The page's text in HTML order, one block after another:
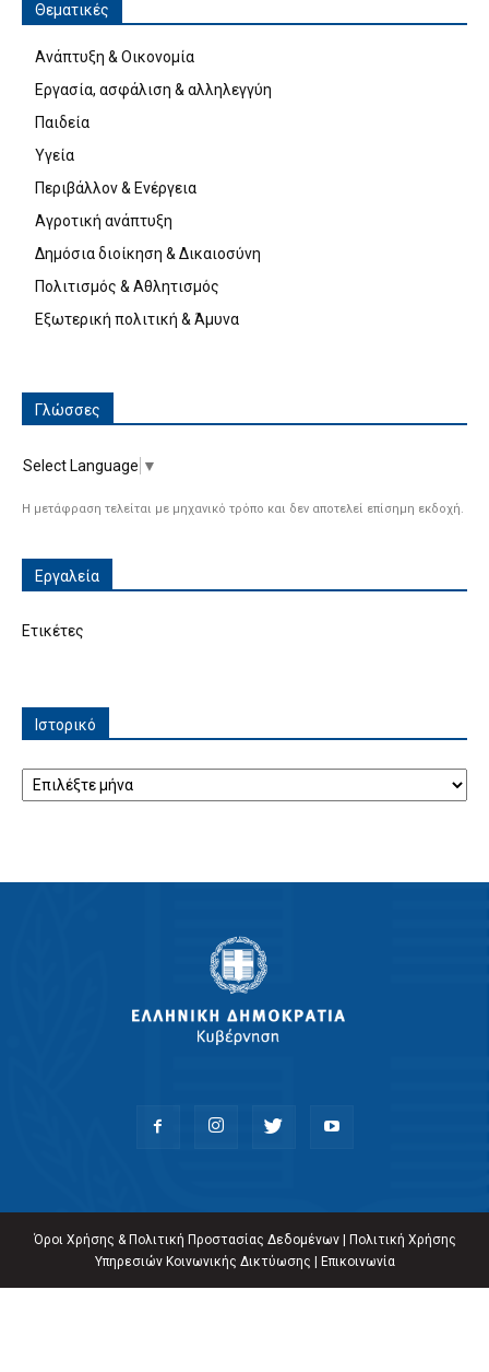
Θεματικές
Ανάπτυξη & Οικονομία
Εργασία, ασφάλιση & αλληλεγγύη
Παιδεία
Υγεία
Περιβάλλον & Ενέργεια
Αγροτική ανάπτυξη
Δημόσια διοίκηση & Δικαιοσύνη
Πολιτισμός & Αθλητισμός
Εξωτερική πολιτική & Άμυνα
Γλώσσες
Select Language ▼
Η μετάφραση τελείται με μηχανικό τρόπο και δεν αποτελεί επίσημη εκδοχή.
Εργαλεία
Ετικέτες
Ιστορικό
Όροι Χρήσης & Πολιτική Προστασίας Δεδομένων|
Πολιτική Χρήσης
Υπηρεσιών Κοινωνικής Δικτύωσης
Επικοινωνία